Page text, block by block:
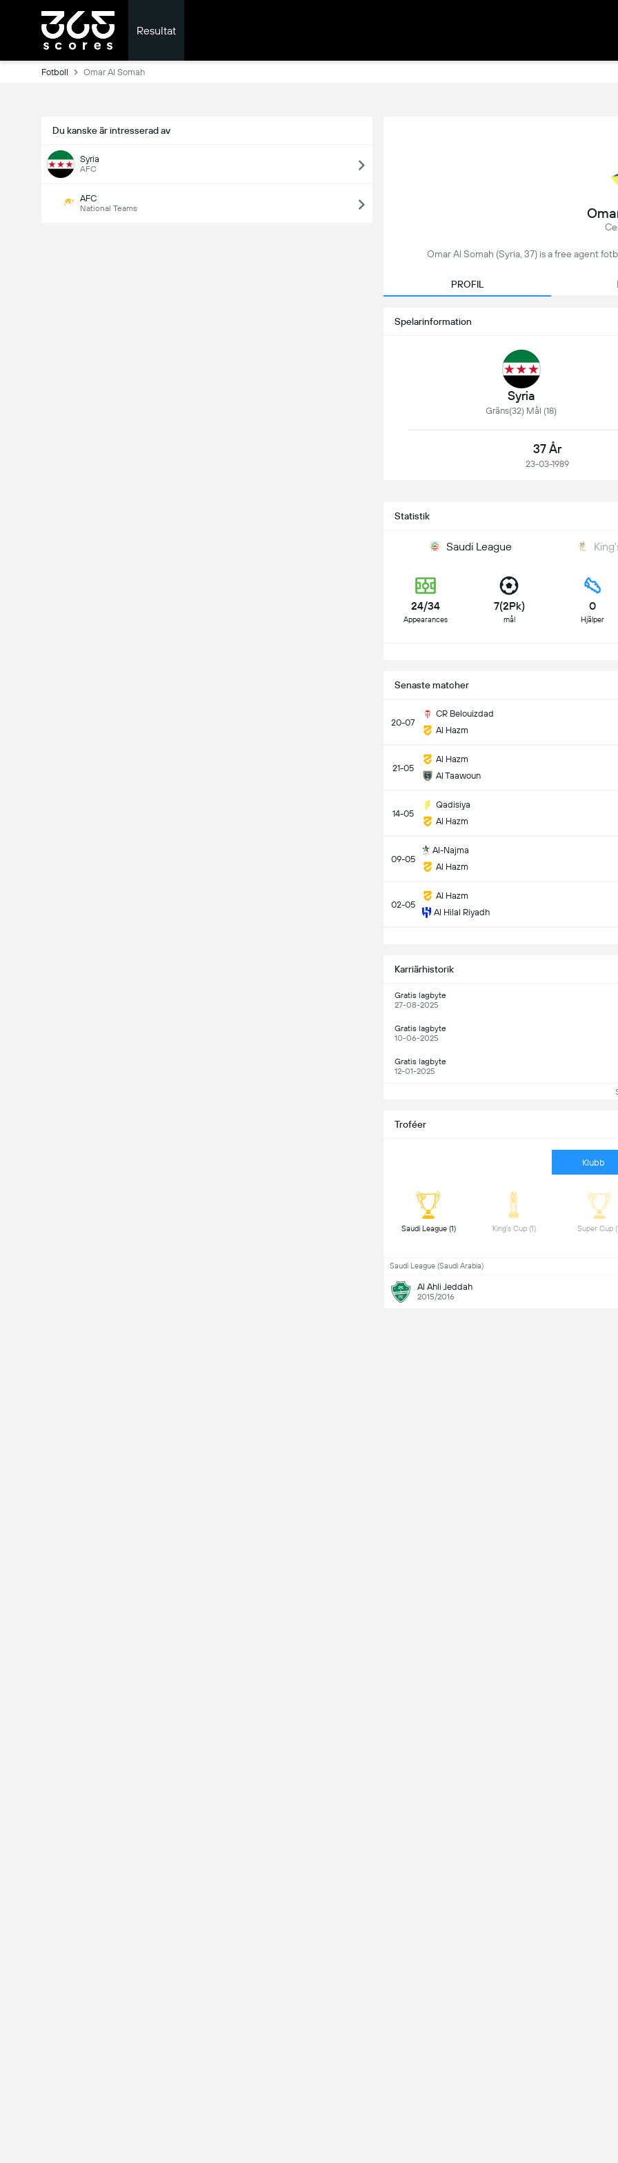
Resultat
Fotboll Omar Al Somah
Du kanske är intresserad av
Syria
AFC
AFC
National Teams
Omar Al Somah (Syria, 37) is a free agent
PROFIL
Spelarinformation
Syria
Gräns(32) Mål (18)
37 År
23-03-1989
Statistik
Saudi League
24/34
Appearances
7(2Pk)
mål
0
Hjälper
Senaste matcher
20-07
CR Belouizdad
Al Hazm
21-05
Al Hazm
Al Taawoun
14-05
Qadisiya
Al Hazm
09-05
Al-Najma
Al Hazm
02-05
Al Hazm
Al Hilal Riyadh
Karriärhistorik
Gratis lagbyte
27-08-2025
Gratis lagbyte
10-06-2025
Gratis lagbyte
12-01-2025
Troféer
Klubb
Saudi League (1) King's Cup (1)
Saudi League (Saudi Arabia)
Al Ahli Jeddah
2015/2016